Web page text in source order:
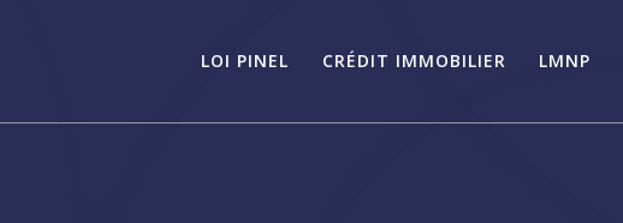
LOI PINEL CRÉDIT IMMOBILIER LMNP